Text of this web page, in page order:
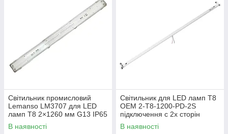
Світильник промисловий
Lemanso LM3707 для LED
ламп Т8 2×1260 мм G13 IP65
В наявності
Світильник для LED ламп Т8
OEM 2-T8-1200-PD-2S
підключення с 2х сторін
2×1200мм G13
В наявності